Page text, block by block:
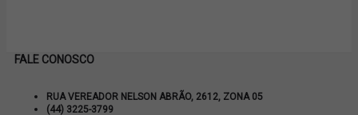
FALE CONOSCO
RUA VEREADOR NELSON ABRÃO, 2612, ZONA 05
(44) 3225-3799